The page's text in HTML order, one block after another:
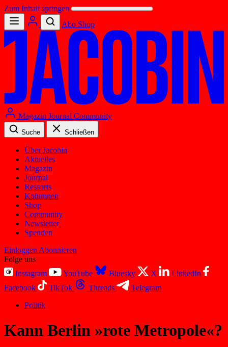
Zum Inhalt springen
Abo Shop
Magazin Journal Community
Suche Schließen
Über Jacobin
Aktuelles
Magazin
Journal
Ressorts
Kolumnen
Shop
Community
Newsletter
Spenden
Einloggen Abonnieren
Folge uns
Instagram
YouTube Bluesky X
LinkedIn
Facebook
TikTok Threads
Telegram
Politik
Kann Berlin »rote Metropole«?